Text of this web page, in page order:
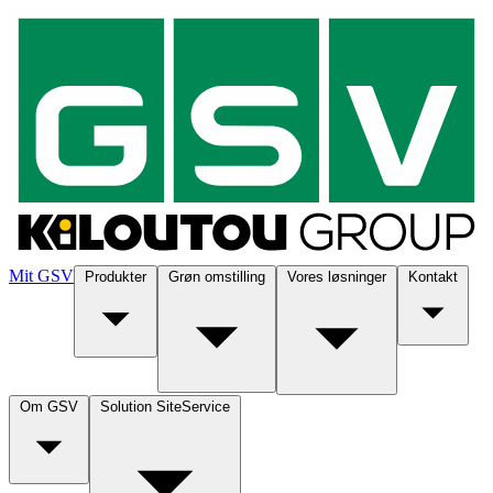
Mit GSV Produkter Grøn omstilling Vores løsninger Kontakt
Om GSV Solution SiteService